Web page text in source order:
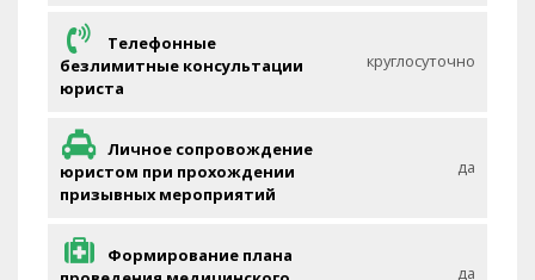
Телефонные
безлимитные консультации
юриста
круглосуточно
Личное сопровождение
юристом при прохождении
призывных мероприятий
да
Формирование плана
да